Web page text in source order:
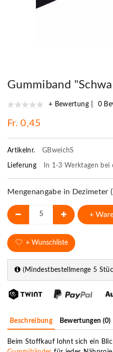
Gummiband
+ Bewertung 0
Fr. 0,45
Artikelnr. GBweichS
Lieferung In 1-3 Werktagen bei
Mengenangabe in Dezimeter
+
+ Wunschliste
(Mindestbestellmenge 5
Beschreibung Bewertungen (0)
Beim Stoffkauf lohnt sich ein